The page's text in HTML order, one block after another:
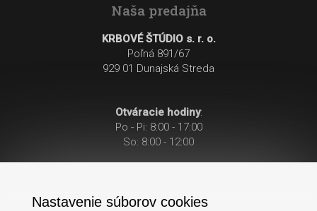
Naša predajňa
KRBOVÉ ŠTÚDIO s. r. o.
Poľná 891/67
929 01 Dunajská Streda
Otváracie hodiny:
Po - Pi: 8:00 - 17:00
So: 8:00 - 12:00
Nastavenie súborov cookies